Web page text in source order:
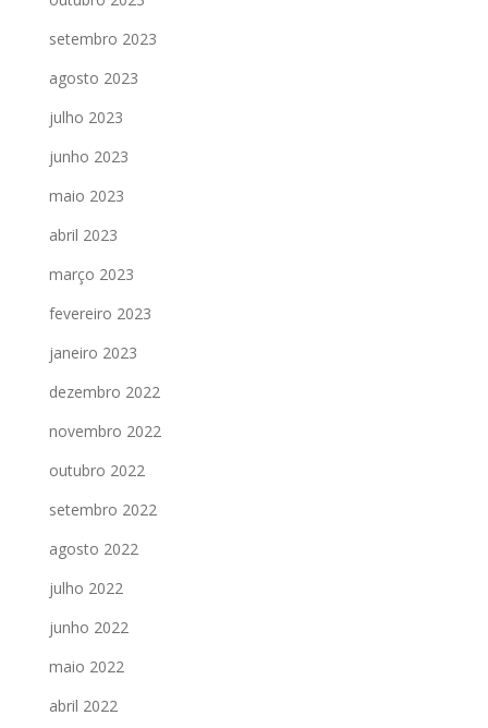
setembro 2023
agosto 2023
julho 2023
junho 2023
maio 2023
abril 2023
março 2023
fevereiro 2023
janeiro 2023
dezembro 2022
novembro 2022
outubro 2022
setembro 2022
agosto 2022
julho 2022
junho 2022
maio 2022
abril 2022